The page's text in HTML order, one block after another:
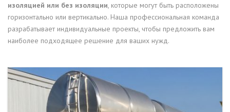
изоляцией или без изоляции, которые могут быть расположены
горизонтально или вертикально. Наша профессиональная команда
разрабатывает индивидуальные проекты, чтобы предложить вам
наиболее подходящее решение для ваших нужд.